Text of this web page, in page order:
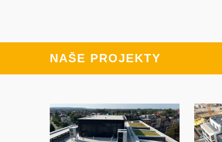
NAŠE PROJEKTY